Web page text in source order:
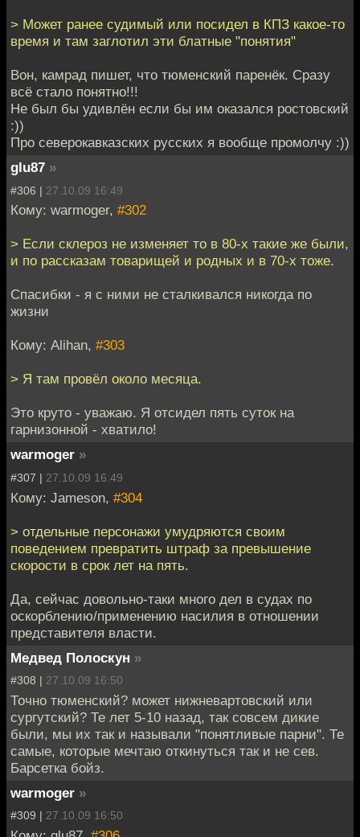
> Может ранее судимый или посидел в КПЗ какое-то
время и там заглотил эти блатные "понятия"
Вон, камрад пишет, что тюменский паренёк. Сразу
всё стало понятно!!!
Не был бы удивлён если бы им оказался ростовский
:))
Про северокавказских русских я вообще промолчу :))
glu87 »
#306 | 27.10.09 16:49
Кому: warmoger, #302
> Если склероз не изменяет то в 80-х такие же были,
и по рассказам товарищей и родных и в 70-х тоже.
Спасибки - я с ними не сталкивался никогда по
жизни
Кому: Alihan, #303
> Я там провёл около месяца.
Это круто - уважаю. Я отсидел пять суток на
гарнизонной - хватило!
warmoger »
#307 | 27.10.09 16:49
Кому: Jameson, #304
> отдельные персонажи умудряются своим
поведением превратить штраф за превышение
скорости в срок лет на пять.
Да, сейчас довольно-таки много дел в судах по
оскорблению/применению насилия в отношении
представителя власти.
Медвед Полоскун »
#308 | 27.10.09 16:50
Точно тюменский? может нижневартовский или
сургутский? Те лет 5-10 назад, так совсем дикие
были, мы их так и называли "понятливые парни". Те
самые, которые мечтаю откинуться так и не сев.
Барсетка бойз.
warmoger »
#309 | 27.10.09 16:50